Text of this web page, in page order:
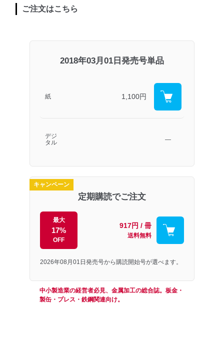
ご注文はこちら
2018年03月01日発売号単品
紙 1,100円
デジ
タル
―
キャンペーン
定期購読でご注文
最大
17%
OFF
917円 / 冊
送料無料
2026年08月01日発売号から購読開始号が選べます。
中小製造業の経営者必見、金属加工の総合誌。板金・
製缶・プレス・鉄鋼関連向け。